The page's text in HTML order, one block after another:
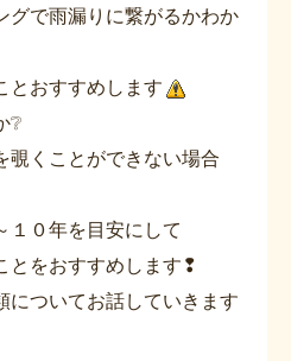
グで雨漏りに繋がるかわか
とおすすめします
覗くことができない場合
１０年を目安にして
とをおすすめします❢
についてお話していきます